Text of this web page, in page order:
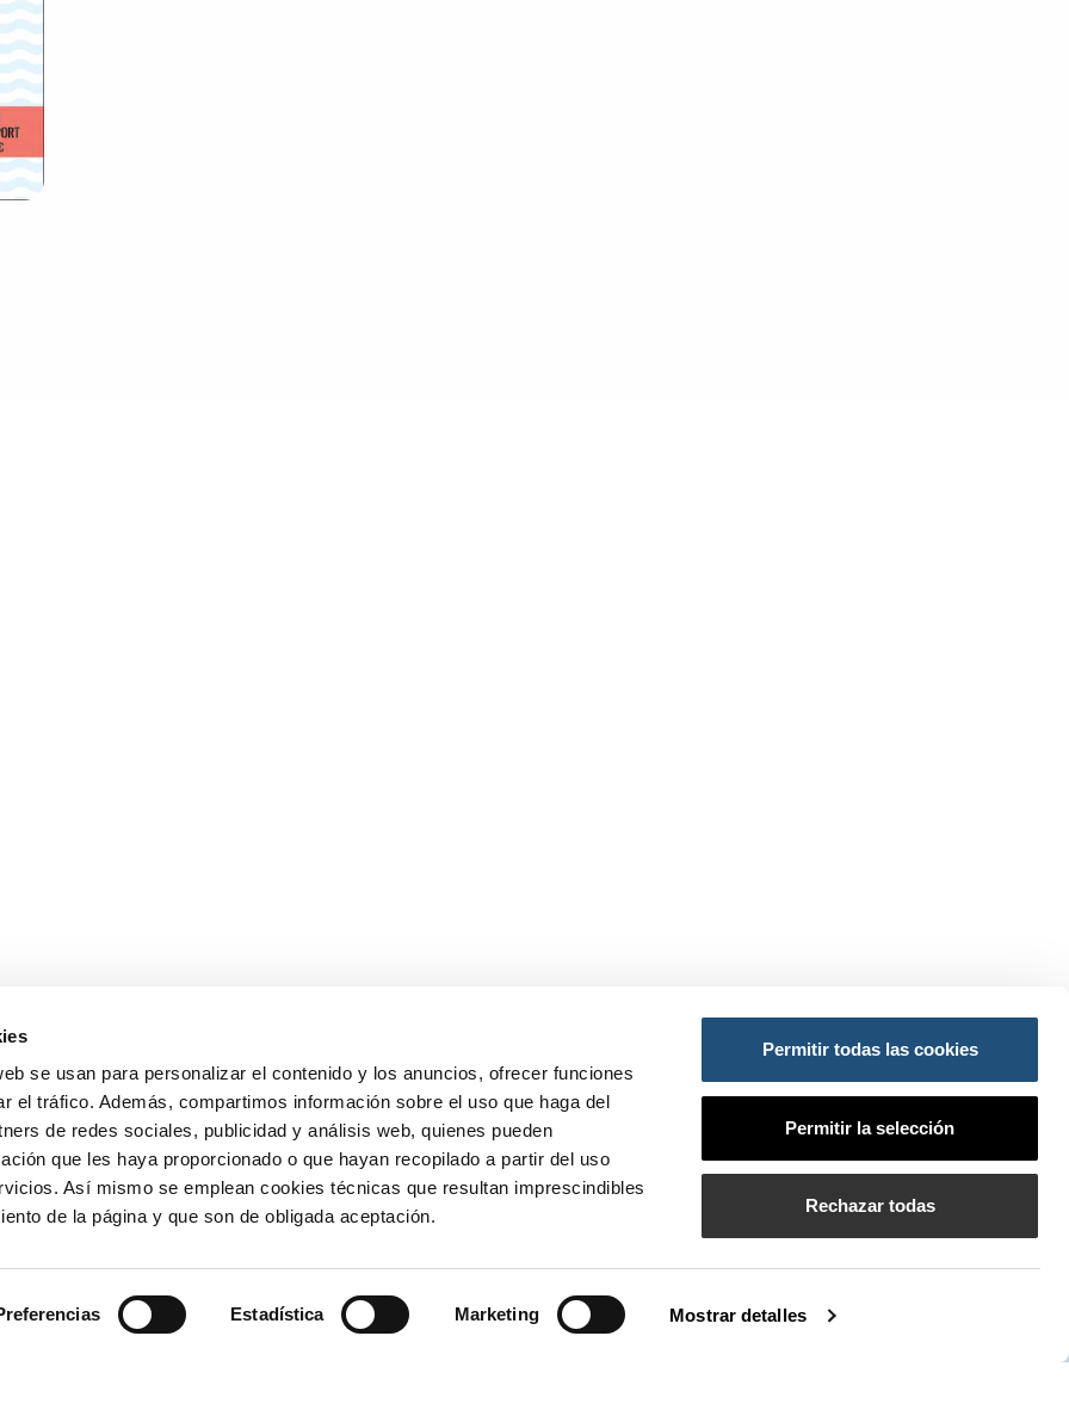
se usan para personalizar el contenido y los anuncios, ofrecer funciones
el tráfico. Además, compartimos información sobre el uso que haga del
de redes sociales, publicidad y análisis web, quienes pueden
que les haya proporcionado o que hayan recopilado a partir del uso
Así mismo se emplean cookies técnicas que resultan imprescindibles
de la página y que son de obligada aceptación.
Estadística Marketing Mostrar detalles
Permitir todas las cookies
Permitir la selección
Rechazar todas
963 939 500
900 859 573*
Ministerio de Transportes y Movilidad Sostenible
Puertos del Estado
Derecho de acceso
Canal Ético
Canal Externo AIPI
Asociación de Jubilados de la APV